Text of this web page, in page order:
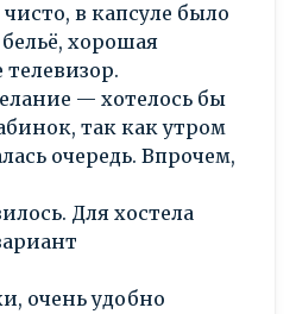
в капсуле было
хорошая
— хотелось бы
так как утром
очередь. Впрочем,
Для хостела
очень удобно